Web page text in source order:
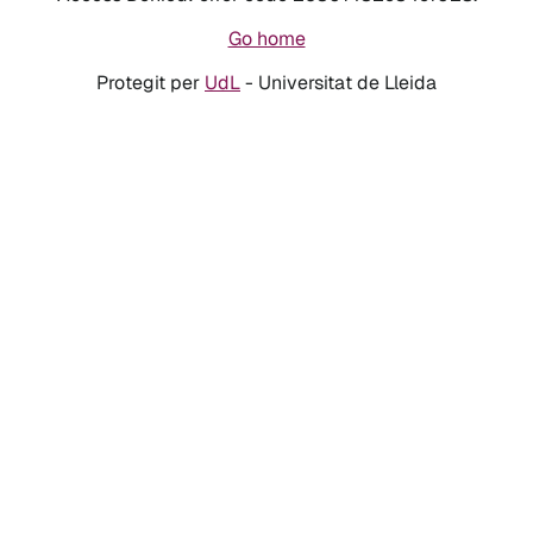
Go home
Protegit per UdL- Universitat de Lleida